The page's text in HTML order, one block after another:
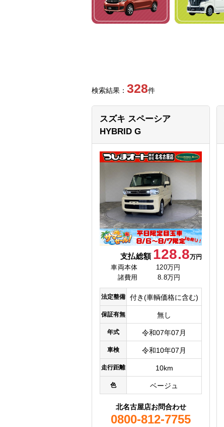
検索結果： 328件
スズキ スペーシア
HYBRID G
支払総額 128.8万円
車両本体
120万円
諸費用
8.8万円
法定整備 付き(車輌価格に含む)
保証有無 無し
年式 令和07年07月
車検 令和10年07月
走行距離 10km
色 ベージュ
北名古屋店お問合わせ
0800-812-7755